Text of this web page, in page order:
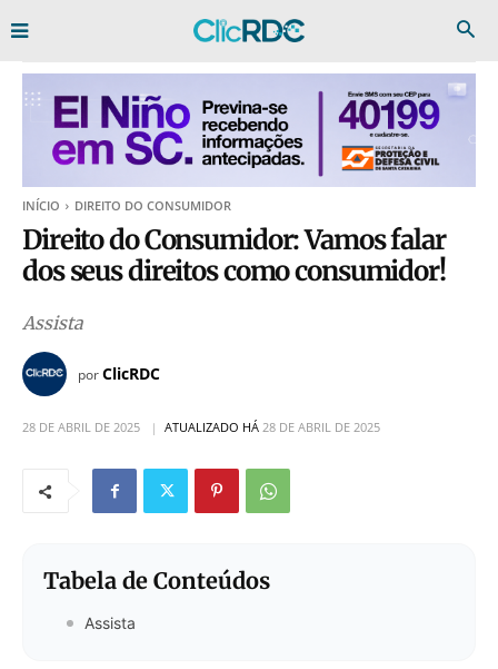
INÍCIO DIREITO DO CONSUMIDOR
Direito do Consumidor: Vamos falar
dos seus direitos como consumidor!
Assista
porClicRDC
28 DE ABRIL DE 2025 ATUALIZADO HÁ 28 DE ABRIL DE 2025
Tabela de Conteúdos
Assista